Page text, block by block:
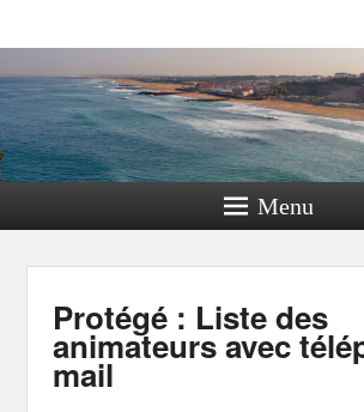
Menu
Protégé : Liste des
animateurs avec
mail